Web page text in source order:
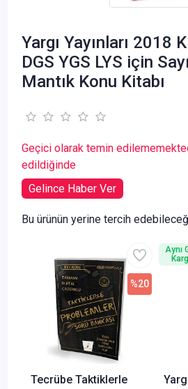
Yargı Yayınları 2018
DGS YGS LYS için
Mantık Konu Kitabı
Geçici olarak temin
edildiğinde
Gelince Haber Ver
Bu ürünün yerine tercih
Tecrübe Taktiklerle
%20
Aynı